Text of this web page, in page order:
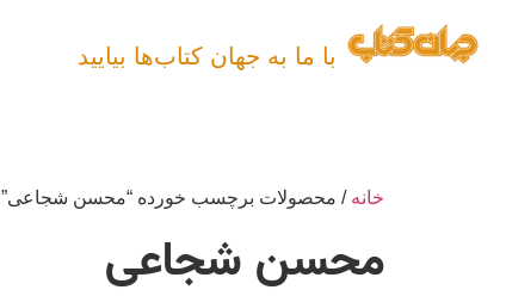
با ما به جهان کتاب‌ها بیایید
خانه / محصولات برچسب خورده “محسن شجاعی”
محسن شجاعی